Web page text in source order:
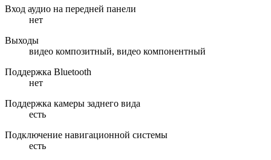
Вход аудио на передней панели
нет
Выходы
видео композитный, видео компонентный
Поддержка Bluetooth
нет
Поддержка камеры заднего вида
есть
Подключение навигационной системы
есть